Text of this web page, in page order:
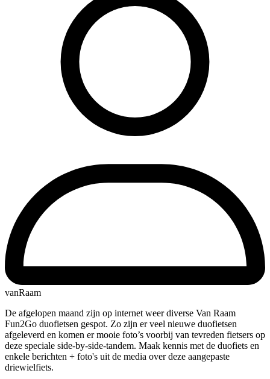
vanRaam
De afgelopen maand zijn op internet weer diverse Van Raam
Fun2Go duofietsen gespot. Zo zijn er veel nieuwe duofietsen
afgeleverd en komen er mooie foto’s voorbij van tevreden fietsers op
deze speciale side-by-side-tandem. Maak kennis met de duofiets en
enkele berichten + foto's uit de media over deze aangepaste
driewielfiets.